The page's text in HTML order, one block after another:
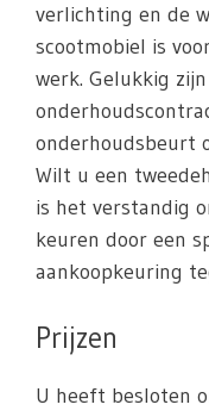
verlichting en de
scootmobiel is
werk. Gelukkig
onderhoudsbeurt
Wilt u een
is het verstandig
keuren door een
aankoopkeuring
Prijzen
U heeft besloten